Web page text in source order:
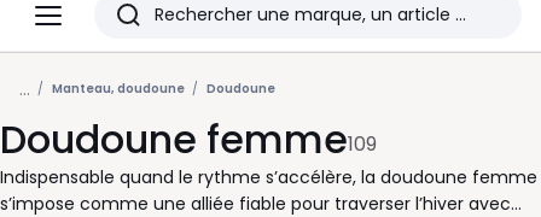
Menu
Redoute
Rechercher
Les
derniers
articles
consultés
... Manteau, doudoune Doudoune
Doudoune femme109
Indispensable quand le rythme s’accélère, la doudoune femme
s’impose comme une alliée fiable pour traverser l’hiver avec